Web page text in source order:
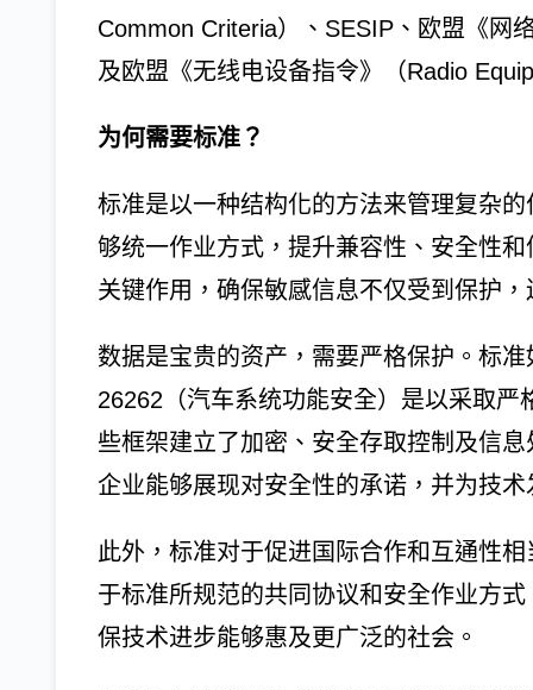
Common Criteria）、SESIP、欧盟《网
及欧盟《无线电设备指令》（Radio
为何需要标准？
标准是以一种结构化的方法来管理复杂
够统一作业方式，提升兼容性、安全性
关键作用，确保敏感信息不仅受到保护
数据是宝贵的资产，需要严格保护。标
26262（汽车系统功能安全）是以采取
些框架建立了加密、安全存取控制及信
企业能够展现对安全性的承诺，并为技
此外，标准对于促进国际合作和互通性
于标准所规范的共同协议和安全作业方
保技术进步能够惠及更广泛的社会。